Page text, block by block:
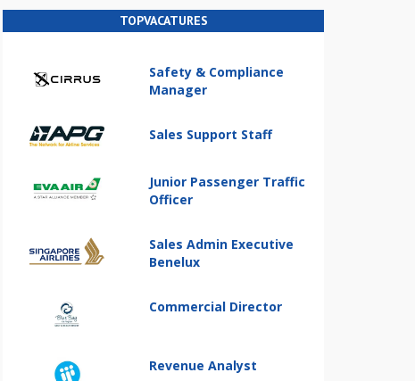
TOPVACATURES
Safety & Compliance
Manager
Sales Support Staff
Junior Passenger Traffic
Officer
Sales Admin Executive
Benelux
Commercial Director
Revenue Analyst